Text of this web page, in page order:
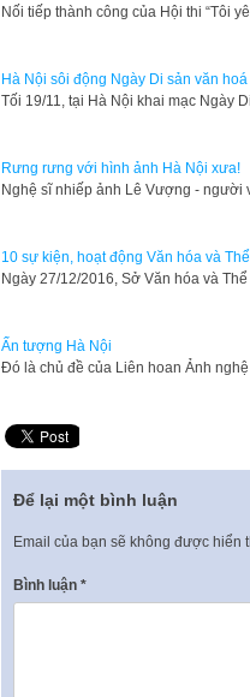
​Nối tiếp thành công của Hội thi “Tôi
Hà Nội sôi động Ngày Di sản văn
​Tối 19/11, tại Hà Nội khai mạc Ngày
Rưng rưng với hình ảnh Hà Nội xưa!
Nghệ sĩ nhiếp ảnh Lê Vượng -
10 sự kiện, hoạt động Văn hóa và
Ngày 27/12/2016, Sở Văn hóa và
Ấn tượng Hà Nội
Đó là chủ đề của Liên hoan Ảnh
Để lại một bình luận
Email của bạn sẽ không được hiển
Bình luận *